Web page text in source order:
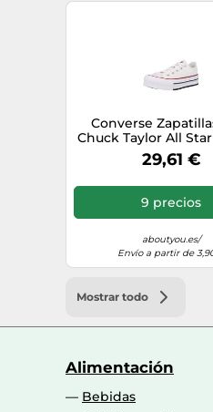
Converse
Chuck Taylor All
Foundation Ox
28
29,61 €
9 precios
aboutyou.es/
Envío a partir de
Mostrar todo
Alimentación
Bebidas